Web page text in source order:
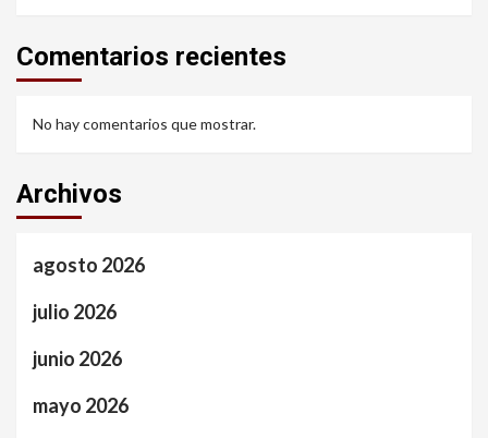
Comentarios recientes
No hay comentarios que mostrar.
Archivos
agosto 2026
julio 2026
junio 2026
mayo 2026